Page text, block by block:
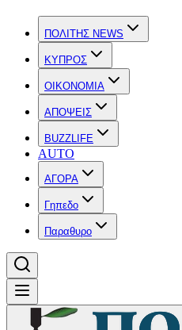
ΠΟΛΙΤΗΣ NEWS
ΚΥΠΡΟΣ
OIKONOMIA
ΑΠΟΨΕΙΣ
BUZZLIFE
AUTO
ΑΓΟΡΑ
Γηπεδο
Παραθυρο